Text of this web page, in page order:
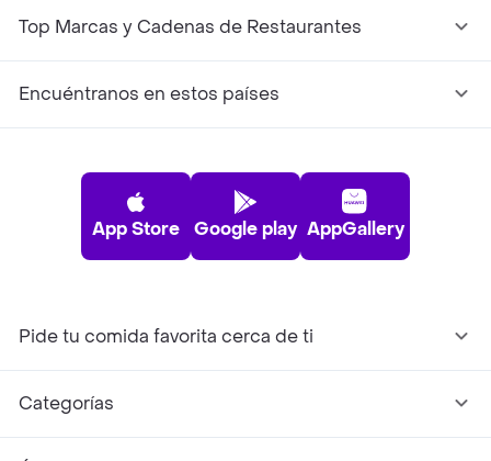
Top Marcas y Cadenas de Restaurantes
Encuéntranos en estos países
App Store Google play AppGallery
Pide tu comida favorita cerca de ti
Categorías